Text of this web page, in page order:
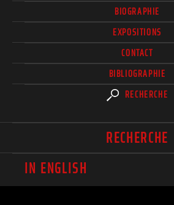
BIOGRAPHIE
EXPOSITIONS
CONTACT
BIBLIOGRAPHIE
RECHERCHE
RECHERCHE
IN ENGLISH